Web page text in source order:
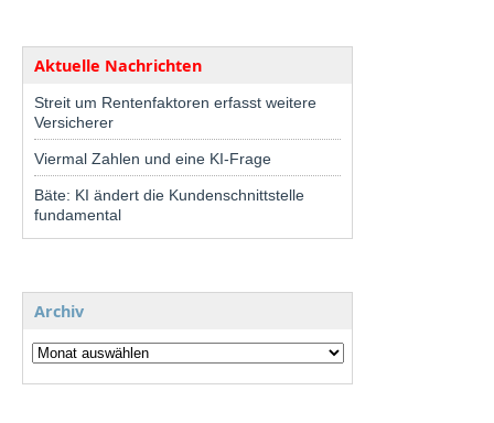
Aktuelle Nachrichten
Streit um Rentenfaktoren erfasst weitere
Versicherer
Viermal Zahlen und eine KI-Frage
Bäte: KI ändert die Kundenschnittstelle
fundamental
Archiv